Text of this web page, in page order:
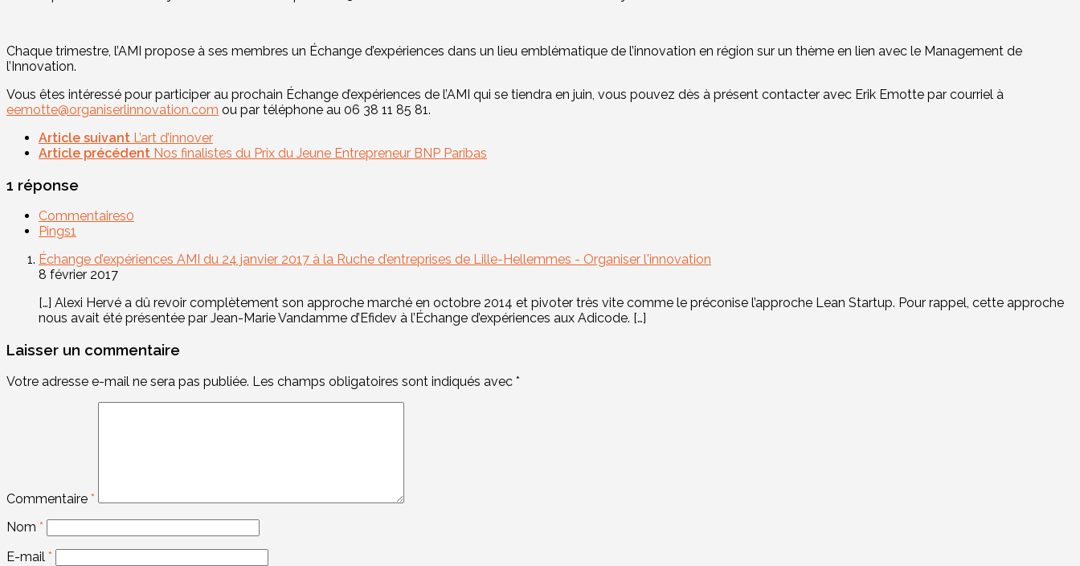
Chaque trimestre, l’AMI propose à ses membres un Échange d’expériences dans un lieu emblématique de l’innovation en région sur un thème en lien avec le Management de
l’Innovation.
Vous êtes intéressé pour participer au prochain Échange d’expériences de l’AMI qui se tiendra en juin, vous pouvez dès à présent contacter avec Erik Emotte par courriel à
eemotte@organiserlinnovation.com ou par téléphone au 06 38 11 85 81.
Article suivant L’art d’innover
Article précédent Nos finalistes du Prix du Jeune Entrepreneur BNP Paribas
1 réponse
Commentaires0
Pings1
Échange d’expériences AMI du 24 janvier 2017 à la Ruche d’entreprises de Lille-Hellemmes - Organiser l'innovation
8 février 2017
[…] Alexi Hervé a dû revoir complètement son approche marché en octobre 2014 et pivoter très vite comme le préconise l’approche Lean Startup. Pour rappel, cette approche
nous avait été présentée par Jean-Marie Vandamme d’Efidev à l’Échange d’expériences aux Adicode. […]
Laisser un commentaire
Votre adresse e-mail ne sera pas publiée. Les champs obligatoires sont indiqués avec *
Commentaire *
Nom *
E-mail *